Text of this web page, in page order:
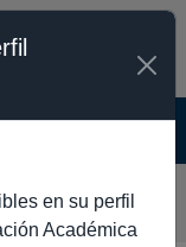
OCHOA
en su perfil
Académica